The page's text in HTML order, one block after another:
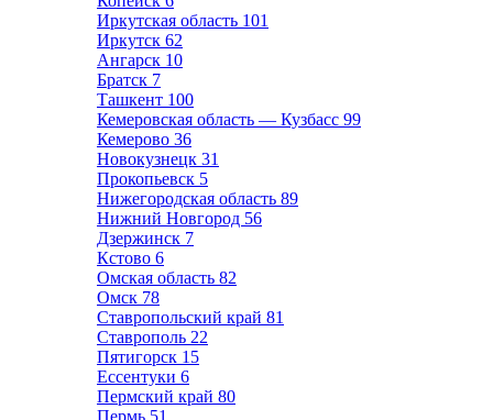
Иркутская область 101
Иркутск 62
Ангарск 10
Братск 7
Ташкент 100
Кемеровская область — Кузбасс 99
Кемерово 36
Новокузнецк 31
Прокопьевск 5
Нижегородская область 89
Нижний Новгород 56
Дзержинск 7
Кстово 6
Омская область 82
Омск 78
Ставропольский край 81
Ставрополь 22
Пятигорск 15
Ессентуки 6
Пермский край 80
Пермь 51